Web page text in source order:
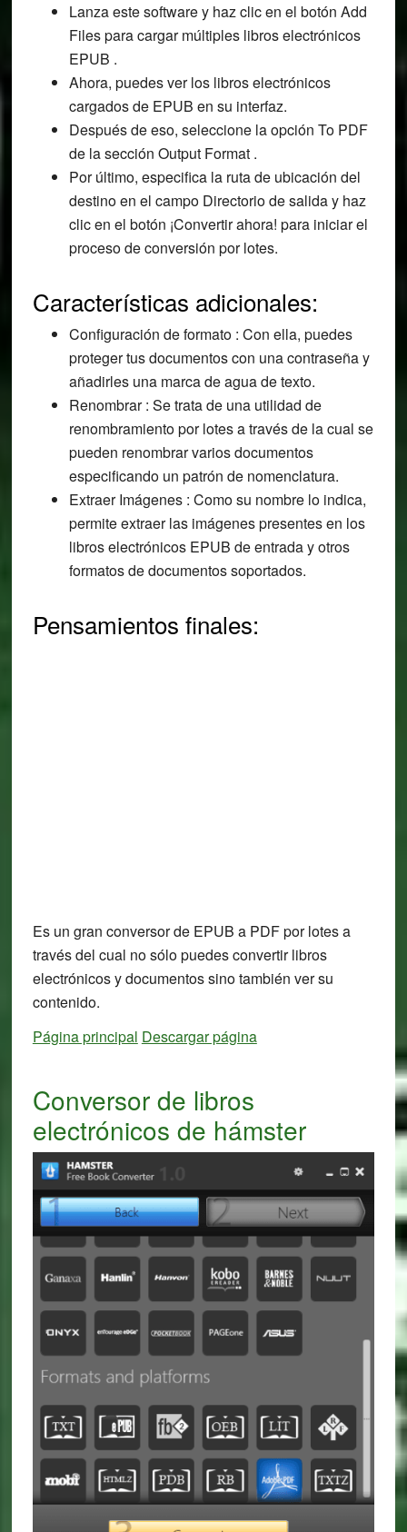
Lanza este software y haz clic en el botón Add
Files para cargar múltiples libros electrónicos
EPUB .
Ahora, puedes ver los libros electrónicos
cargados de EPUB en su interfaz.
Después de eso, seleccione la opción To PDF
de la sección Output Format .
Por último, especifica la ruta de ubicación del
destino en el campo Directorio de salida y haz
clic en el botón ¡Convertir ahora! para iniciar el
proceso de conversión por lotes.
Características adicionales:
Configuración de formato : Con ella, puedes
proteger tus documentos con una contraseña y
añadirles una marca de agua de texto.
Renombrar : Se trata de una utilidad de
renombramiento por lotes a través de la cual se
pueden renombrar varios documentos
especificando un patrón de nomenclatura.
Extraer Imágenes : Como su nombre lo indica,
permite extraer las imágenes presentes en los
libros electrónicos EPUB de entrada y otros
formatos de documentos soportados.
Pensamientos finales:
Es un gran conversor de EPUB a PDF por lotes a
través del cual no sólo puedes convertir libros
electrónicos y documentos sino también ver su
contenido.
Página principal Descargar página
Conversor de libros
electrónicos de hámster